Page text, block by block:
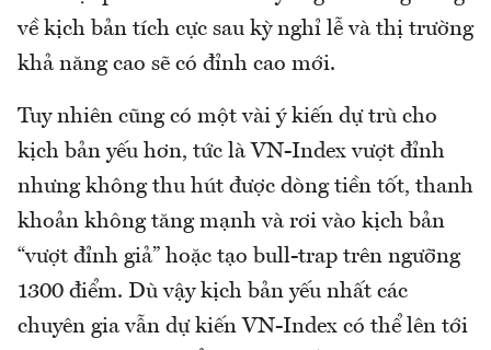
về kịch bản tích cực sau kỳ nghỉ lễ và thị trường
khả năng cao sẽ có đỉnh cao mới.
Tuy nhiên cũng có một vài ý kiến dự trù cho
kịch bản yếu hơn, tức là VN-Index vượt đỉnh
nhưng không thu hút được dòng tiền tốt, thanh
khoản không tăng mạnh và rơi vào kịch bản
“vượt đỉnh giả” hoặc tạo bull-trap trên ngưỡng
1300 điểm. Dù vậy kịch bản yếu nhất các
chuyên gia vẫn dự kiến VN-Index có thể lên tới